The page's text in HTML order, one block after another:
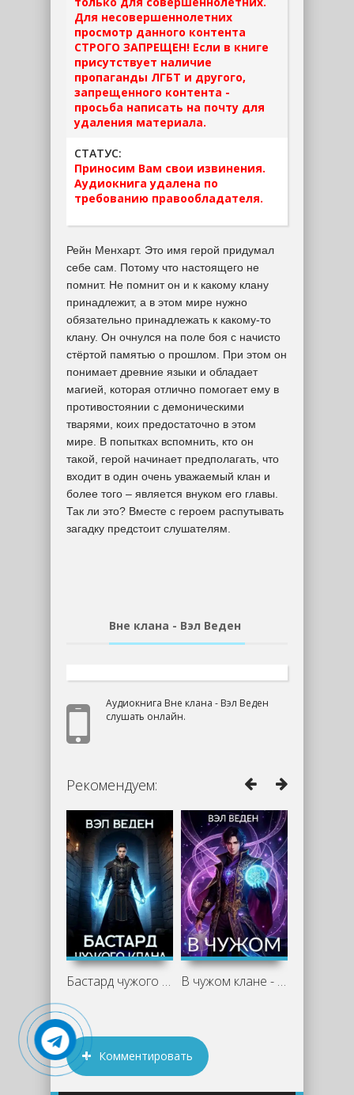
Для несовершеннолетних
просмотр данного контента
СТРОГО ЗАПРЕЩЕН! Если в книге
присутствует наличие
пропаганды ЛГБТ и другого,
запрещенного контента -
просьба написать на почту для
удаления материала.
СТАТУС:
Приносим Вам свои извинения.
Аудиокнига удалена по
требованию правообладателя.
Рейн Менхарт. Это имя герой придумал
себе сам. Потому что настоящего не
помнит. Не помнит он и к какому клану
принадлежит, а в этом мире нужно
обязательно принадлежать к какому-то
клану. Он очнулся на поле боя с начисто
стёртой памятью о прошлом. При этом он
понимает древние языки и обладает
магией, которая отлично помогает ему в
противостоянии с демоническими
тварями, коих предостаточно в этом
мире. В попытках вспомнить, кто он
такой, герой начинает предполагать, что
входит в один очень уважаемый клан и
более того – является внуком его главы.
Так ли это? Вместе с героем распутывать
загадку предстоит слушателям.
Вне клана - Вэл Веден
Аудиокнига Вне клана - Вэл Веден
слушать онлайн.
Рекомендуем:
Бастард чужого клана - Вэл Веден В чужом клане - Вэл Веден
Комментировать